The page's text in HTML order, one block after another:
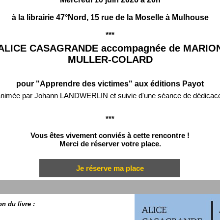
à la librairie 47°Nord, 15 rue de la Moselle à Mulhouse
***
CASAGRANDE accompagnée de
MULLER-COLARD
pour "Apprendre des victimes" aux éditions Payot
par Johann LANDWERLIN et suivie d'une séance de
***
Vous êtes vivement conviés à cette rencontre !
Merci de réserver votre place.
Je réserve ma place
du livre :